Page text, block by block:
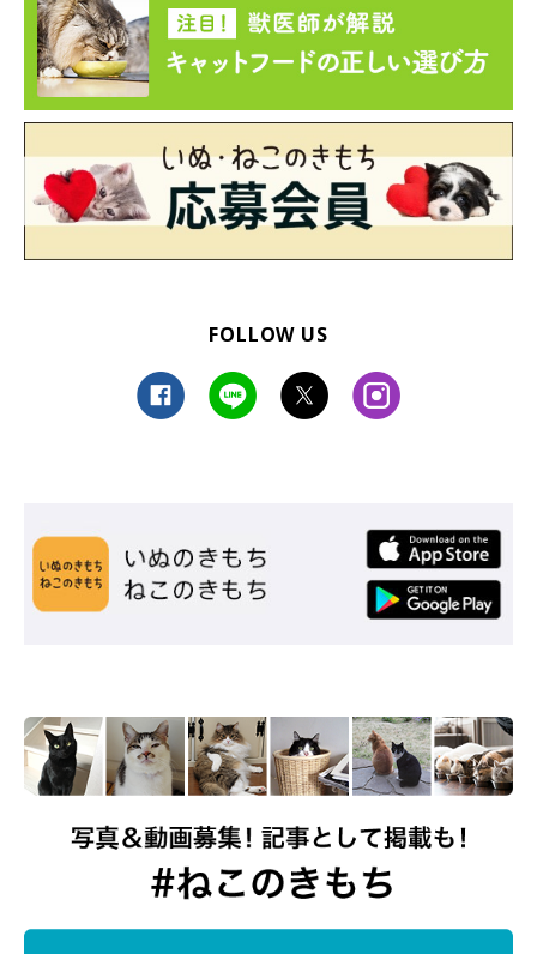
目ヤニ・鼻水をふき、高栄養食を与える
猫カゼを発症中の猫は目ヤニで目がふさがったり、鼻水がかたま
って呼吸が苦しくなったりしがちです。毎日湿らせたガーゼなど
でやさしくふき取ってあげましょう。
また、発熱している場合は食欲が低下し、カロリー消費も進んで
同居猫がワクチンを接種していても感染する可能性はゼロではな
ください。さらに、発症中の猫に触れたあとは必ず手を洗い、さ
FOLLOW US